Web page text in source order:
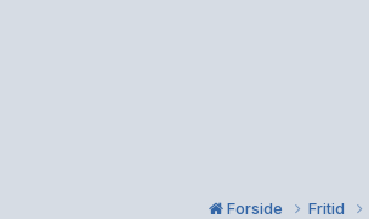
Forside Fritid